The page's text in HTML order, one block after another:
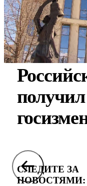
СЛЕДИТЕ ЗА
НОВОСТЯМИ: